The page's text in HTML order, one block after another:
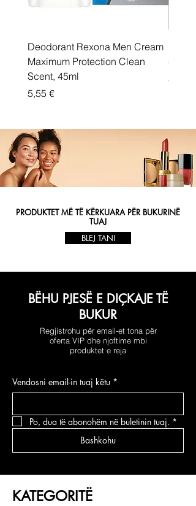
Deodorant Rexona Men Cream
Maximum Protection Clean
Scent, 45ml
Price
5,55 €
Price
5,55 €
PRODUKTET MË TË KËRKUARA PËR BUKURINË
TUAJ
BLEJ TANI
BËHU PJESË E DIÇKAJE TË
BUKUR
Regjistrohu për email-et tona për
oferta VIP dhe njoftime mbi
produktet e reja
Vendosni email-in tuaj këtu *
Po, dua të abonohëm në buletinin tuaj. *
Bashkohu
KATEGORITË